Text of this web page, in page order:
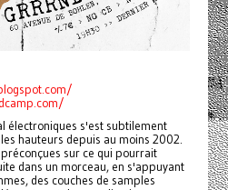
électroniques s'est subtilement
hauteurs depuis au moins 2002.
sur ce qui pourrait
dans un morceau, en s'appuyant
des couches de samples